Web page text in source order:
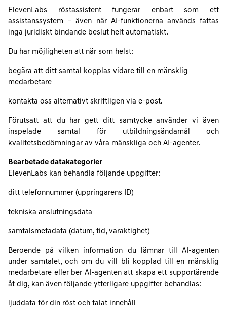
ElevenLabs röstassistent fungerar enbart som ett
assistanssystem – även när AI-funktionerna används fattas
inga juridiskt bindande beslut helt automatiskt.
Du har möjligheten att när som helst:
begära att ditt samtal kopplas vidare till en mänsklig
medarbetare
kontakta oss alternativt skriftligen via e-post.
Förutsatt att du har gett ditt samtycke använder vi även
inspelade samtal för utbildningsändamål och
kvalitetsbedömningar av våra mänskliga och AI-agenter.
Bearbetade datakategorier
ElevenLabs kan behandla följande uppgifter:
ditt telefonnummer (uppringarens ID)
tekniska anslutningsdata
samtalsmetadata (datum, tid, varaktighet)
Beroende på vilken information du lämnar till AI-agenten
under samtalet, och om du vill bli kopplad till en mänsklig
medarbetare eller ber AI-agenten att skapa ett supportärende
åt dig, kan även följande ytterligare uppgifter behandlas:
ljuddata för din röst och talat innehåll